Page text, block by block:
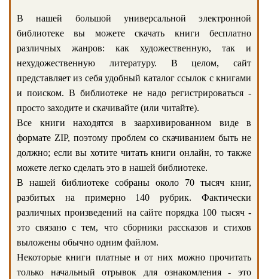
В нашей большой универсальной электронной
библиотеке вы можете скачать книги бесплатно
различных жанров: как художественную, так и
нехудожественную литературу. В целом, сайт
представляет из себя удобный каталог ссылок с книгами
и поиском. В библиотеке не надо регистрироваться -
просто заходите и скачивайте (или читайте).
Все книги находятся в заархивированном виде в
формате ZIP, поэтому проблем со скачиванием быть не
должно; если вы хотите читать книги онлайн, то также
можете легко сделать это в нашей библиотеке.
В нашей библиотеке собраны около 70 тысяч книг,
разбитых на примерно 140 рубрик. Фактически
различных произведений на сайте порядка 100 тысяч -
это связано с тем, что сборники рассказов и стихов
выложены обычно одним файлом.
Некоторые книги платные и от них можно прочитать
только начальный отрывок для ознакомления - это